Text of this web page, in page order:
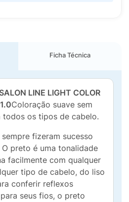
Ficha Técnica
LINE LIGHT COLOR
Coloração suave sem
todos os tipos de cabelo.
fizeram sucesso
preto é uma tonalidade
facilmente com qualquer
tipo de cabelo, do liso
conferir reflexos
seus fios, o preto